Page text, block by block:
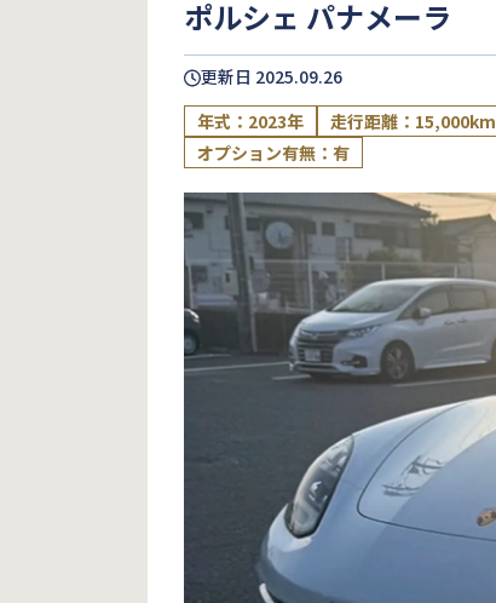
ポルシェ パナメーラ
更新日 2025.09.26
年式：2023年
走行距離：15,000km
オプション有無：有